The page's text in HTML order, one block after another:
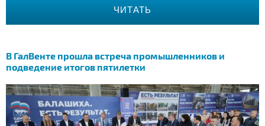
ЧИТАТЬ
В ГалВенте прошла встреча промышленников и
подведение итогов пятилетки